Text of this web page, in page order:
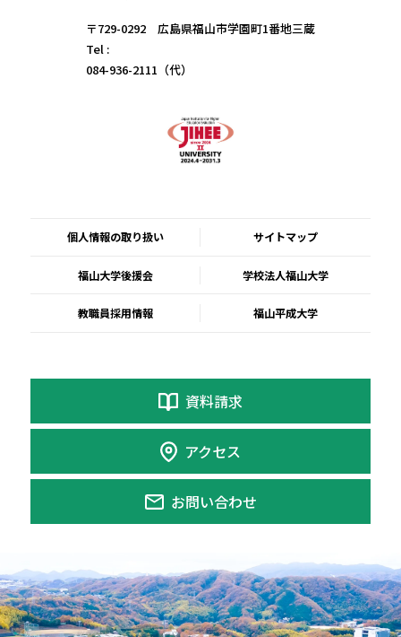
〒729-0292 広島県福山市学園町1番地三蔵
Tel :
084-936-2111（代）
個人情報の取り扱い サイトマップ
福山大学後援会 学校法人福山大学
教職員採用情報 福山平成大学
資料請求
アクセス
お問い合わせ